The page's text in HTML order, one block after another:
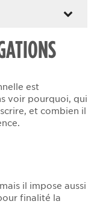
est
voir pourquoi, qui
et combien il
il impose aussi
finalité la